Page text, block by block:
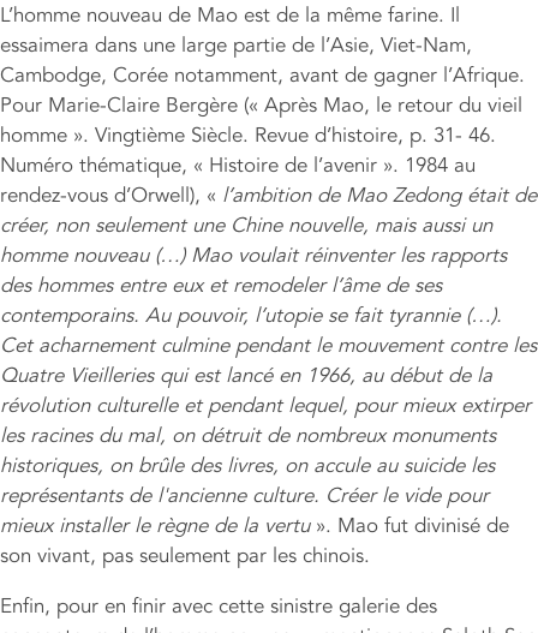
L’homme nouveau de Mao est de la même farine. Il
essaimera dans une large partie de l’Asie, Viet-Nam,
Cambodge, Corée notamment, avant de gagner l’Afrique.
Pour Marie-Claire Bergère (« Après Mao, le retour du vieil
homme ». Vingtième Siècle. Revue d’histoire, p. 31- 46.
Numéro thématique, « Histoire de l’avenir ». 1984 au
rendez-vous d’Orwell), « l’ambition de Mao Zedong était de
créer, non seulement une Chine nouvelle, mais aussi un
homme nouveau (…) Mao voulait réinventer les rapports
des hommes entre eux et remodeler l’âme de ses
contemporains. Au pouvoir, l’utopie se fait tyrannie (…).
Cet acharnement culmine pendant le mouvement contre les
Quatre Vieilleries qui est lancé en 1966, au début de la
révolution culturelle et pendant lequel, pour mieux extirper
les racines du mal, on détruit de nombreux monuments
historiques, on brûle des livres, on accule au suicide les
représentants de l'ancienne culture. Créer le vide pour
mieux installer le règne de la vertu ». Mao fut divinisé de
son vivant, pas seulement par les chinois.
Enfin, pour en finir avec cette sinistre galerie des